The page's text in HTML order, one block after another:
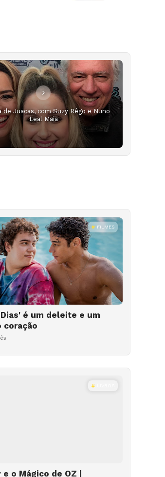
de Juacas, com Suzy Rêgo e Nuno
Leal Maia
FILMES
é um deleite e um
coração
o Mágico de OZ |